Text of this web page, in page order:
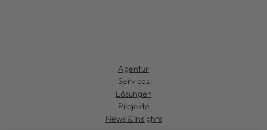
Agentur
Services
Lösungen
Projekte
News & Insights